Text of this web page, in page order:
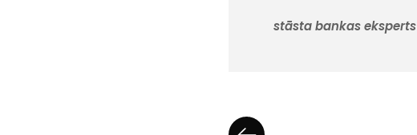
stāsta bankas eksperts